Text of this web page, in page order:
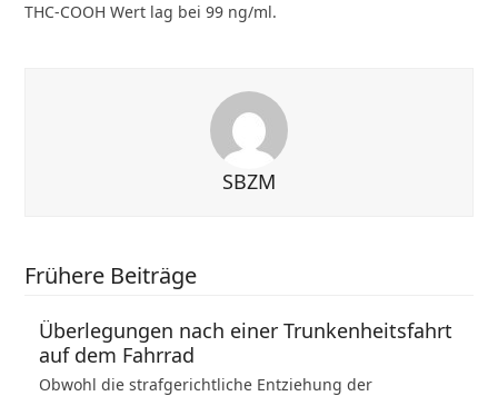
THC-COOH Wert lag bei 99 ng/ml.
SBZM
Frühere Beiträge
Überlegungen nach einer Trunkenheitsfahrt
auf dem Fahrrad
Obwohl die strafgerichtliche Entziehung der